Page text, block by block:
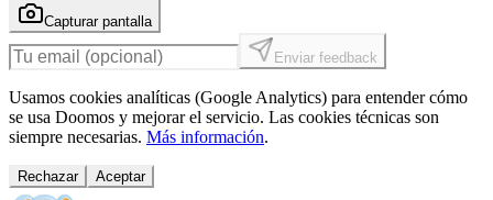
Capturar pantalla
Enviar feedback
Usamos cookies analíticas (Google Analytics) para entender cómo
se usa Doomos y mejorar el servicio. Las cookies técnicas son
siempre necesarias. Más información.
Rechazar Aceptar